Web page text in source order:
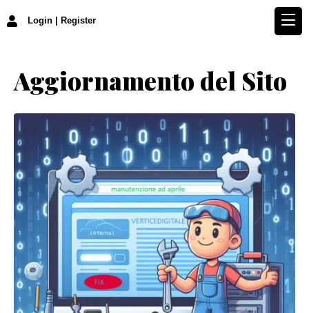
Login | Register
Aggiornamento del Sito